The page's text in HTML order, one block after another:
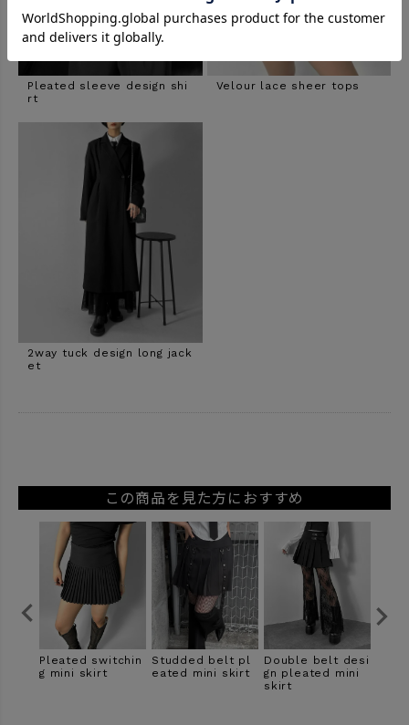
Pleated sleeve design shi
rt
Velour lace sheer tops
2way tuck design long jack
et
この商品を見た方におすすめ
Double belt desi
gn pleated mini
Velour lace shee
r tops
Low gauge knit ti
ghts